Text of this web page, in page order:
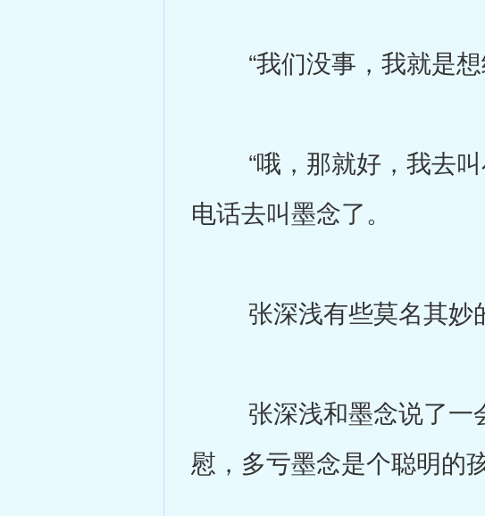
“我们没事，我就是想
“哦，那就好，我去叫
电话去叫墨念了。
张深浅有些莫名其妙的
张深浅和墨念说了一会
慰，多亏墨念是个聪明的孩